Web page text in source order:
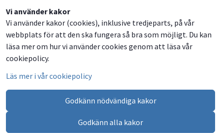
Vi använder kakor
Vi använder kakor (cookies), inklusive tredjeparts, på vår
webbplats för att den ska fungera så bra som möjligt. Du kan
läsa mer om hur vi använder cookies genom att läsa vår
cookiepolicy.
Läs mer i vår cookiepolicy
Godkänn nödvändiga kakor
Godkänn alla kakor
Dela
på
Facebook
Dela
på
Twitter
Dela
på
LinkedIn
Dela
via
email
Besök
oss
på
Facebook